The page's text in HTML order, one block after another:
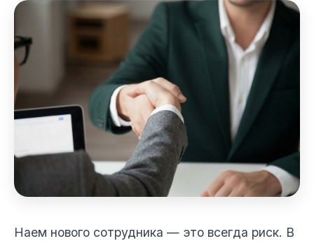
Наем нового сотрудника — это всегда риск. В